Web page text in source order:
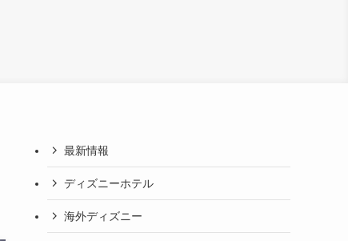
最新情報
ディズニーホテル
海外ディズニー